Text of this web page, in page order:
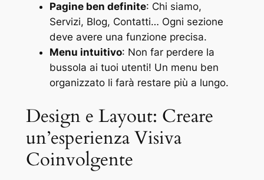
Pagine ben definite: Chi siamo,
Servizi, Blog, Contatti… Ogni sezione
deve avere una funzione precisa.
Menu intuitivo: Non far perdere la
bussola ai tuoi utenti! Un menu ben
organizzato li farà restare più a lungo.
Design e Layout: Creare
un’esperienza Visiva
Coinvolgente